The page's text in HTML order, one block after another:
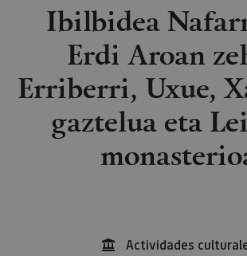
Ibilbidea
Erdi Aroan
Erriberri, Uxue,
gaztelua eta
Actividades